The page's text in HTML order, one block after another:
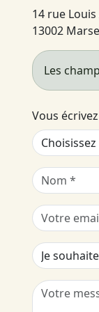
14 rue
13002
Les
Vous